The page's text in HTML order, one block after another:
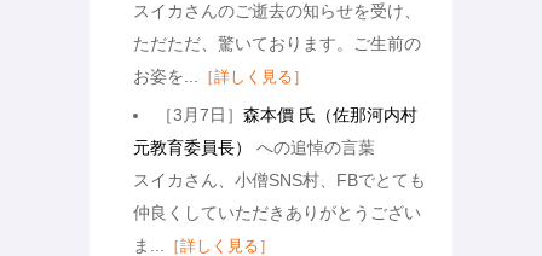
スイカさんのご逝去の知らせを受け、
ただただ、驚いております。ご生前の
お姿を...
［詳しく見る］
［3月7日］森本價 氏（佐那河内村
元教育委員長）
への追悼の言葉
スイカさん、小僧SNS村、FBでとても
仲良くしていただきありがとうござい
ま...
［詳しく見る］